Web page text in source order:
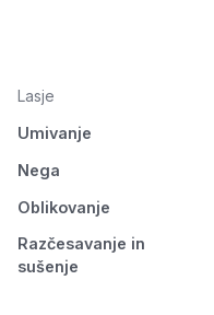
Lasje
Umivanje
Nega
Oblikovanje
Razčesavanje in
sušenje